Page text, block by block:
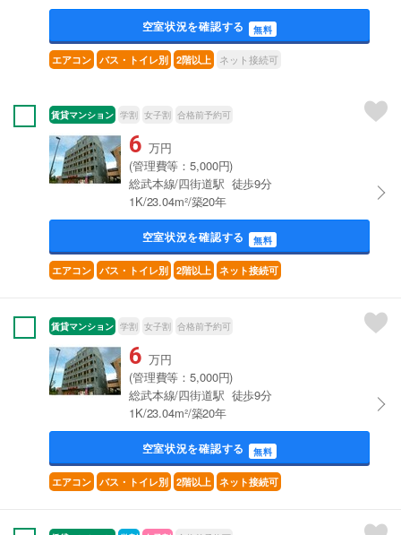
空室状況を確認する 無料
エアコン バス・トイレ別 2階以上 ネット接続可
賃貸マンション 学割 女子割 合格前予約可
6 万円
(管理費等：5,000円)
総武本線/四街道駅 徒歩9分
1K/23.04m²/築20年
空室状況を確認する 無料
エアコン バス・トイレ別 2階以上 ネット接続可
賃貸マンション 学割 女子割 合格前予約可
6 万円
(管理費等：5,000円)
総武本線/四街道駅 徒歩9分
1K/23.04m²/築20年
空室状況を確認する 無料
エアコン バス・トイレ別 2階以上 ネット接続可